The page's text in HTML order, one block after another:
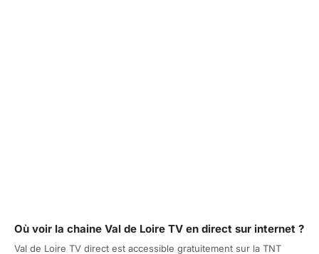
Où voir la chaine Val de Loire TV en direct sur internet ?
Val de Loire TV direct est accessible gratuitement sur la TNT